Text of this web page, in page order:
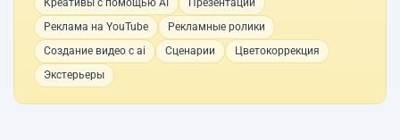
Креативы с помощью AI
Презентации
Реклама на YouTube
Рекламные ролики
Создание видео с ai
Сценарии
Цветокоррекция
Экстерьеры